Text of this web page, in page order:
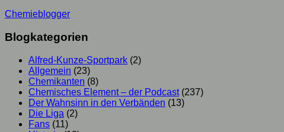
Chemieblogger
Blogkategorien
Alfred-Kunze-Sportpark (2)
Allgemein (23)
Chemikanten (8)
Chemisches Element – der Podcast(237)
Der Wahnsinn in den Verbänden (13)
Die Liga (2)
Fans (11)